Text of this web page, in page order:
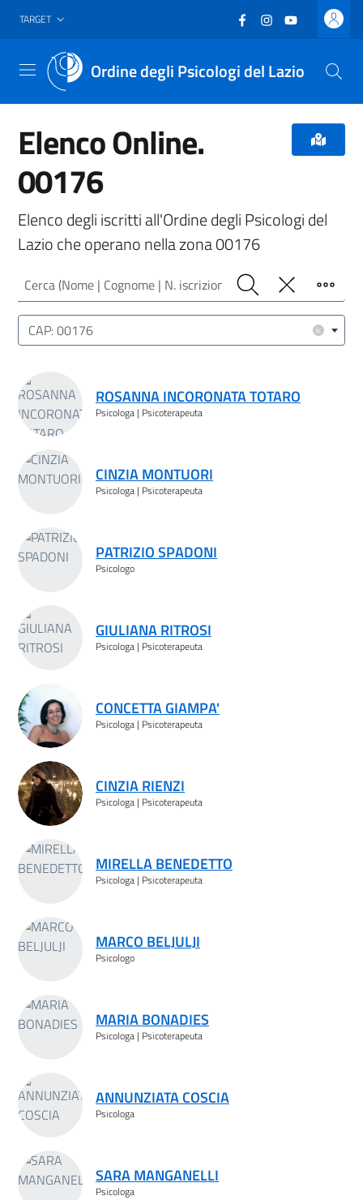
Vai al header
Vai al contenuto principale
Vai al footer
TARGET Facebook
(nuova scheda -
Instagram
(nuova scheda
YouTube
(nuova
Ordine degli Psicologi del Lazio
Menu
Elenco Online.
00176
Elenco degli iscritti all'Ordine degli Psicologi del
Lazio che operano nella zona 00176
Cerca (Nome | Cognome | N. iscrizione)
Cerca PulisciFiltro
Luogo (CAP | Comune | Provincia)
×
CAP: 00176
ROSANNA INCORONATA TOTARO
Psicologa | Psicoterapeuta
CINZIA MONTUORI
Psicologa | Psicoterapeuta
PATRIZIO SPADONI
Psicologo
GIULIANA RITROSI
Psicologa | Psicoterapeuta
CONCETTA GIAMPA'
Psicologa | Psicoterapeuta
CINZIA RIENZI
Psicologa | Psicoterapeuta
MIRELLA BENEDETTO
Psicologa | Psicoterapeuta
MARCO BELJULJI
Psicologo
MARIA BONADIES
Psicologa | Psicoterapeuta
ANNUNZIATA COSCIA
Psicologa
SARA MANGANELLI
Psicologa